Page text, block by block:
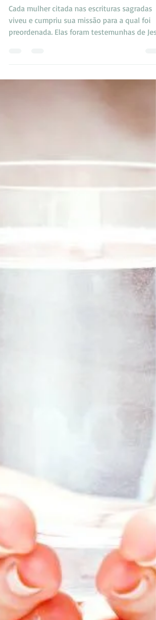
Jesus Cristo e as Mulheres
Cada mulher citada nas escrituras sagradas